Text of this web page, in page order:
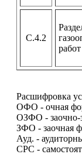
С.4.2
Расшифровка
ОФО - очная
ОЗФО - заочно-
ЗФО - заочная
Ауд. -
СРС -